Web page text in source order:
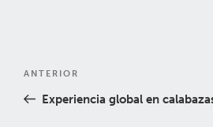
entradas
Entrada
anterior:
ANTERIOR
Experiencia global en